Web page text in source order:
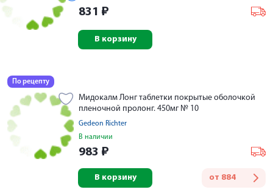
831 ₽
В корзину
По рецепту
Мидокалм Лонг таблетки покрытые оболочкой
пленочной пролонг. 450мг № 10
Gedeon Richter
В наличии
983 ₽
от 884
В корзину